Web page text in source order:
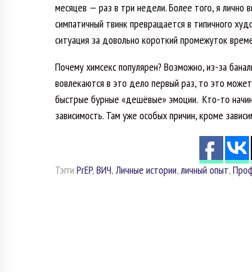
месяцев — раз в три недели. Более того, я
симпатичный твинк превращается в типичного
ситуация за довольно короткий промежуток
Почему химсекс популярен? Возможно, из-за
вовлекаются в это дело первый раз, то это может
быстрые бурные «дешёвые» эмоции. Кто-то
зависимость. Там уже особых причин, кроме
Тэгги PrEP,ВИЧ,Личные истории,личный опыт,